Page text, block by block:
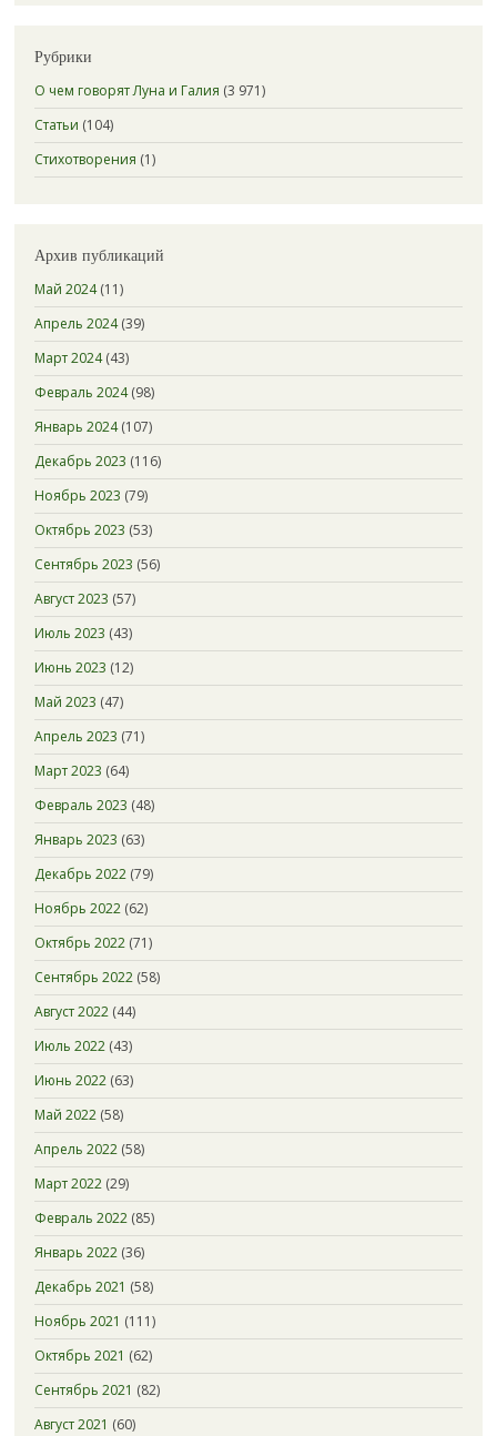
Рубрики
О чем говорят Луна и Галия (3 971)
Статьи (104)
Стихотворения (1)
Архив публикаций
Май 2024(11)
Апрель 2024(39)
Март 2024(43)
Февраль 2024(98)
Январь 2024(107)
Декабрь 2023 (116)
Ноябрь 2023 (79)
Октябрь 2023 (53)
Сентябрь 2023 (56)
Август 2023 (57)
Июль 2023 (43)
Июнь 2023 (12)
Май 2023 (47)
Апрель 2023 (71)
Март 2023 (64)
Февраль 2023 (48)
Январь 2023 (63)
Декабрь 2022(79)
Ноябрь 2022(62)
Октябрь 2022(71)
Сентябрь 2022(58)
Август 2022(44)
Июль 2022(43)
Июнь 2022(63)
Май 2022(58)
Апрель 2022(58)
Март 2022(29)
Февраль 2022(85)
Январь 2022(36)
Декабрь 2021 (58)
Ноябрь 2021 (111)
Октябрь 2021 (62)
Сентябрь 2021 (82)
Август 2021 (60)